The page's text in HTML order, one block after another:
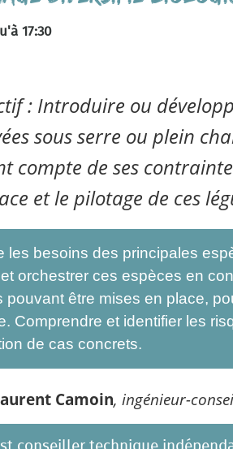
17:30
: Introduire ou
sous serre ou plein
compte de ses
et le pilotage de ces
les besoins des principales
orchestrer ces espèces en
pouvant être mises en place,
Comprendre et identifier les
de cas concrets.
Camoin, ingénieur-
conseiller technique